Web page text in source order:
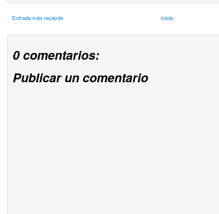
Entrada más reciente Inicio
0 comentarios:
Publicar un comentario